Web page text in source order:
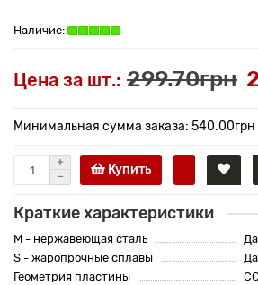
Цена за шт.: 299.70грн
Минимальная сумма заказа: 540.00грн
Купить
Краткие характеристики
M - нержавеющая сталь
Да
S - жаропрочные сплавы
Да
Геометрия пластины